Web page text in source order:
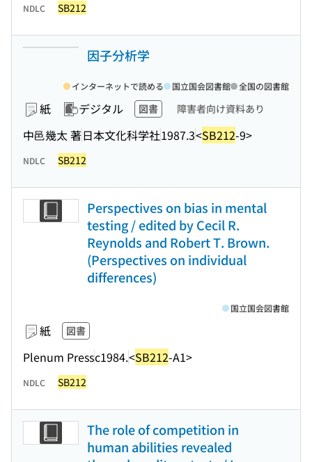
NDLC SB212
因子分析学
紙 デジタル 図書 障害者向け資料あり
中邑幾太 著日本文化科学社1987.3<SB212-9>
インターネットで読める 国立国会図書館 全国の図書館
NDLC SB212
Perspectives on bias in mental
testing / edited by Cecil R.
Reynolds and Robert T. Brown.
(Perspectives on individual
differences)
紙 図書
Plenum Pressc1984.<SB212-A1>
国立国会図書館
NDLC SB212
The role of competition in
human abilities revealed